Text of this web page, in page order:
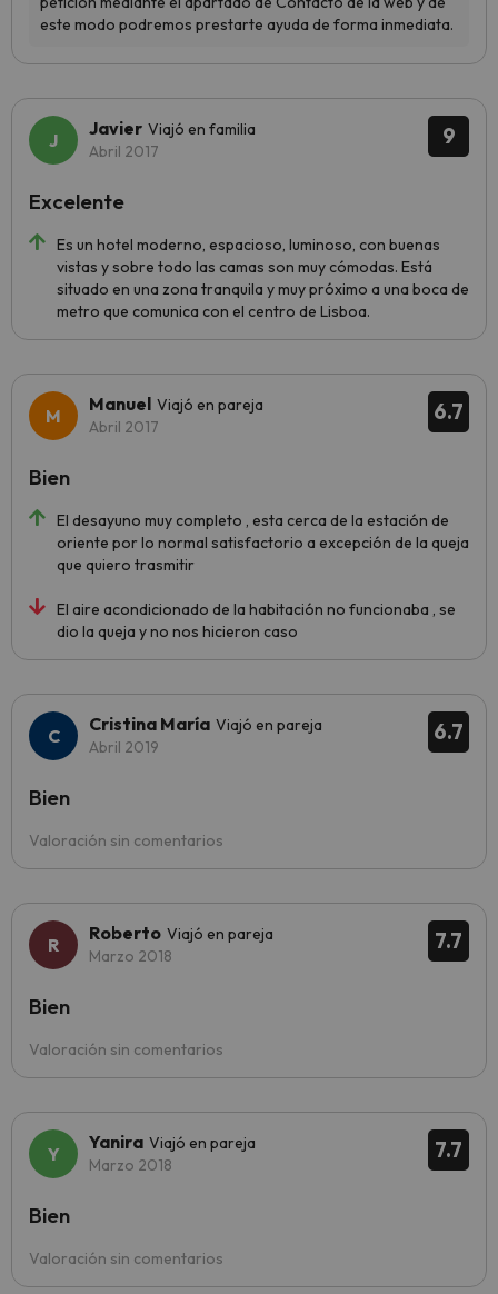
9
Javier Viajó en familia
Abril 2017
Es un hotel moderno, espacioso, luminoso, con buenas
vistas y sobre todo las camas son muy cómodas. Está
situado en una zona tranquila y muy próximo a una boca de
metro que comunica con el centro de Lisboa.
Excelente
6.7
Manuel Viajó en pareja
Abril 2017
El desayuno muy completo , esta cerca de la estación de
oriente por lo normal satisfactorio a excepción de la queja
que quiero trasmitir
El aire acondicionado de la habitación no funcionaba , se
dio la queja y no nos hicieron caso
Bien
6.7
Cristina María Viajó en pareja
Abril 2019
Valoración sin comentarios
Bien
7.7
Roberto Viajó en pareja
Marzo 2018
Valoración sin comentarios
Bien
7.7
Yanira Viajó en pareja
Marzo 2018
Valoración sin comentarios
Bien